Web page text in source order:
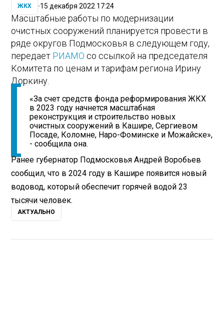
ЖКХ 15 декабря 2022 17:24
Масштабные работы по модернизации
очистных сооружений планируется провести в
ряде округов Подмосковья в следующем году,
передает РИАМО со ссылкой на председателя
Комитета по ценам и тарифам региона Ирину
Доркину.
«За счет средств фонда реформирования ЖКХ
в 2023 году начнется масштабная
реконструкция и строительство новых
очистных сооружений в Кашире, Сергиевом
Посаде, Коломне, Наро-Фоминске и Можайске»,
- сообщила она.
Ранее губернатор Подмосковья Андрей Воробьев
сообщил, что в 2024 году в Кашире появится новый
водовод, который обеспечит горячей водой 23
тысячи человек.
АКТУАЛЬНО